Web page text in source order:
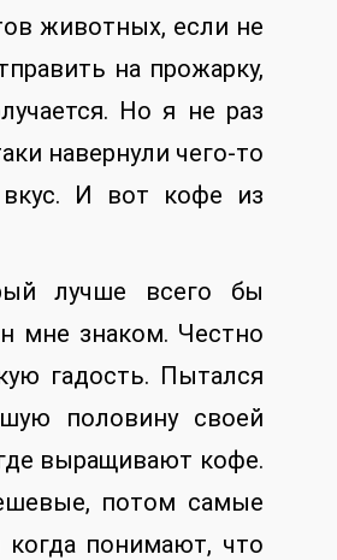
животных, если не
на прожарку,
Но я не раз
навернули чего-то
вкус. И вот кофе из
лучше всего бы
мне знаком. Честно
гадость. Пытался
половину своей
выращивают кофе.
потом самые
понимают, что